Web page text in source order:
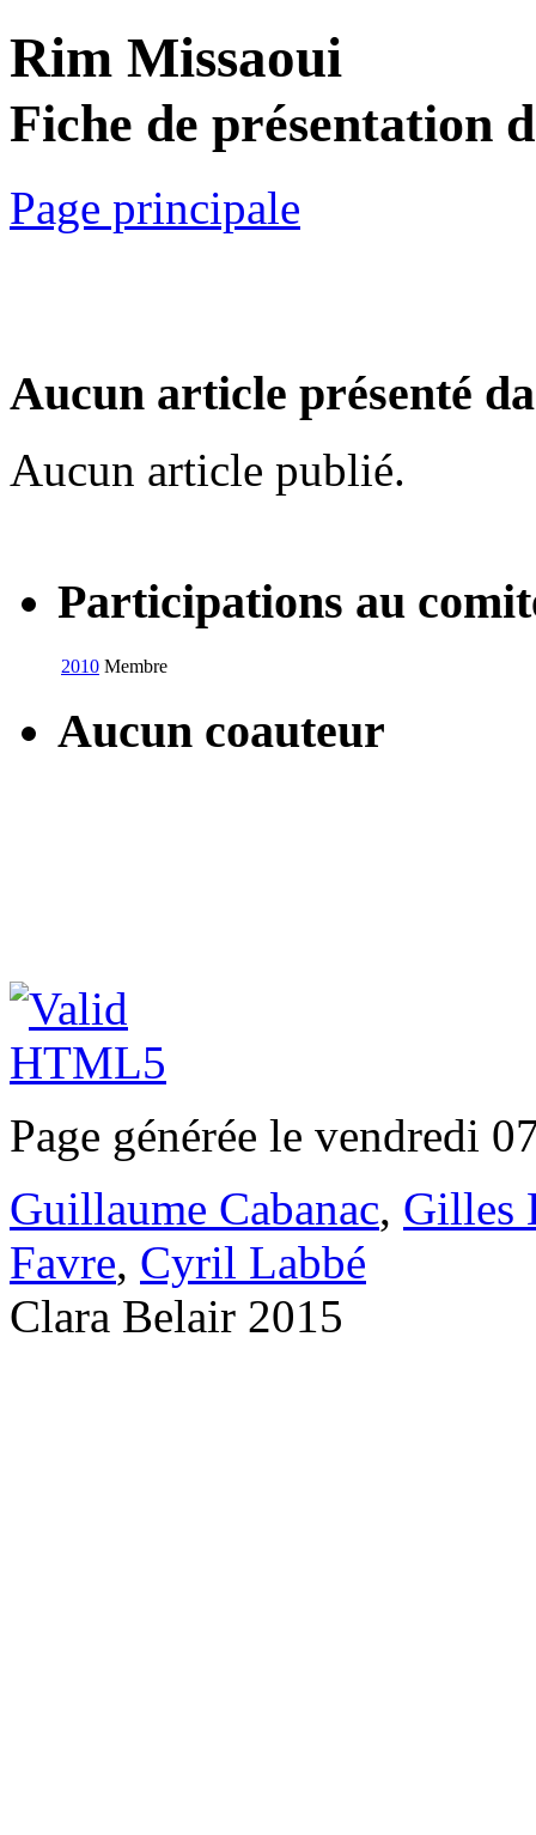
Rim Missaoui
Fiche de présentation
Page principale
Aucun article présenté
Aucun article publié.
Participations au
2010 Membre
Aucun coauteur
Page générée le vendredi
Guillaume Cabanac, Gilles
Favre, Cyril Labbé
Clara Belair 2015